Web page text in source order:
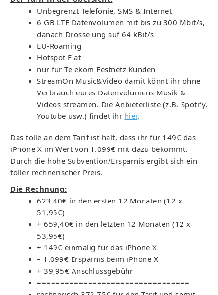
Unbegrenzt Telefonie, SMS & Internet
6 GB LTE Datenvolumen mit bis zu 300 Mbit/s,
danach Drosselung auf 64 kBit/s
EU-Roaming
Hotspot Flat
nur für Telekom Festnetz Kunden
StreamOn Music&Video damit könnt ihr ohne
Verbrauch eures Datenvolumens Musik &
Videos streamen. Die Anbieterliste (z.B. Spotify,
Youtube usw.) findet ihr hier.
Das tolle an dem Tarif ist halt, dass ihr für 149€ das
iPhone X im Wert von 1.099€ mit dazu bekommt.
Durch die hohe Subvention/Ersparnis ergibt sich ein
toller rechnerischer Preis.
Die Rechnung:
623,40€ in den ersten 12 Monaten (12 x
51,95€)
+ 659,40€ in den letzten 12 Monaten (12 x
53,95€)
+ 149€ einmalig für das iPhone X
– 1.099€ Ersparnis beim iPhone X
+ 39,95€ Anschlussgebühr
=================================